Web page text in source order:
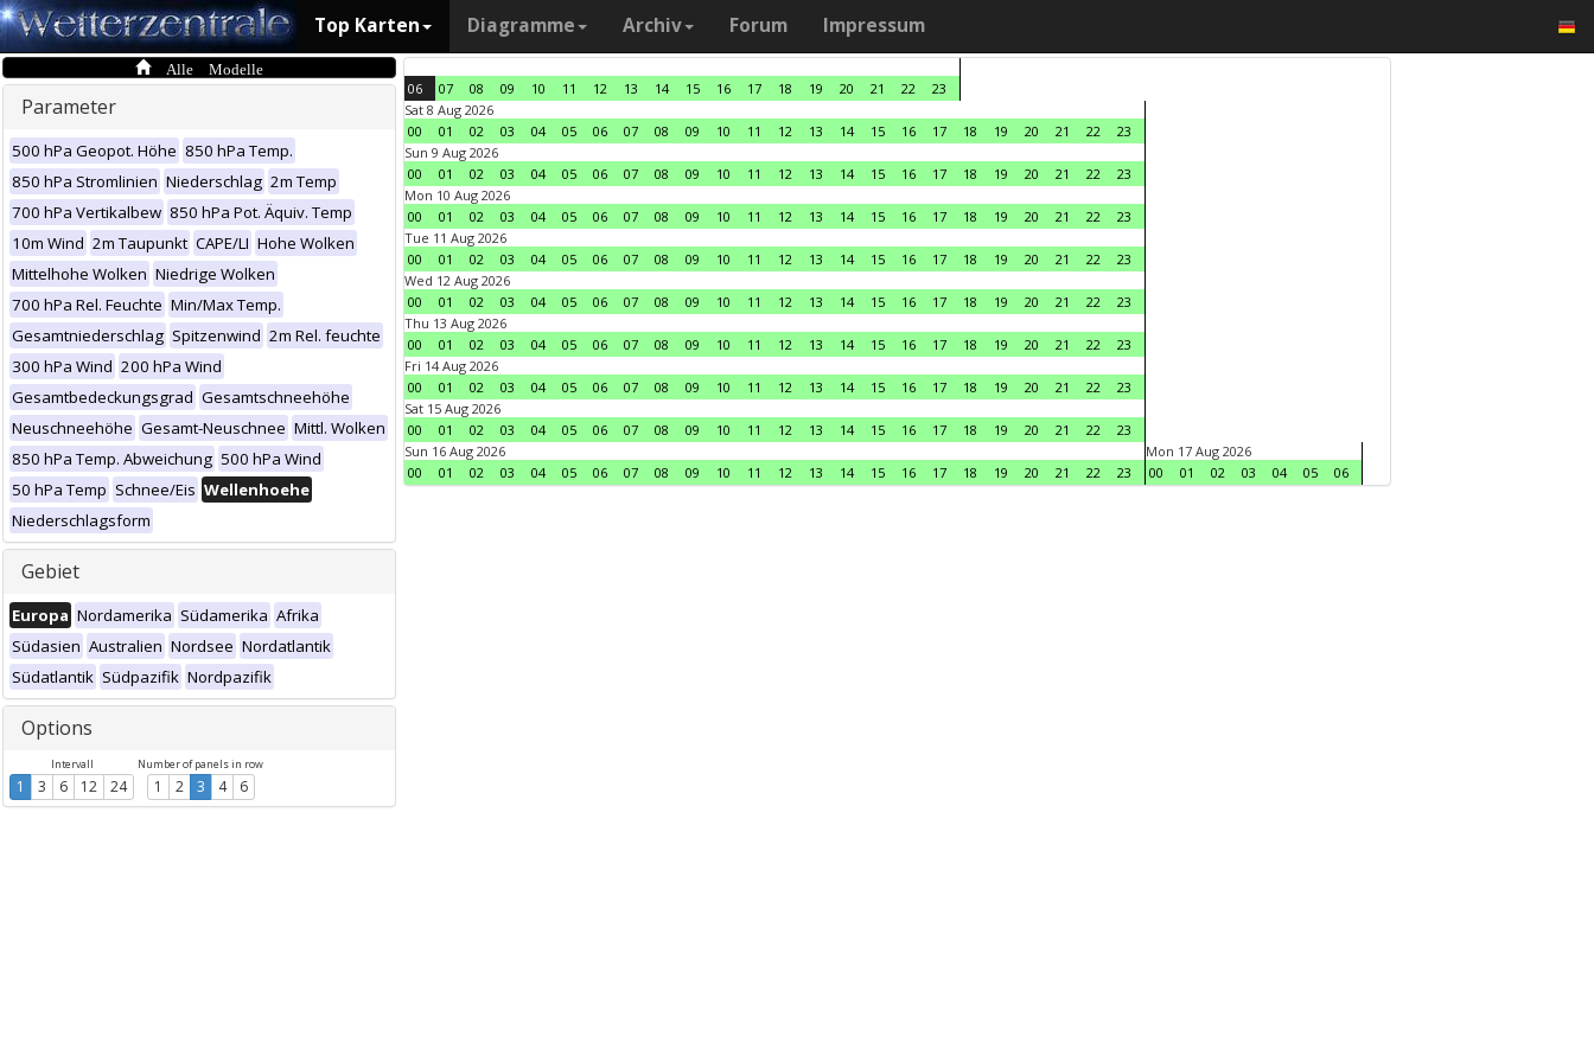
Top Karten Diagramme Archiv Forum Impressum
Alle Modelle
Parameter
500 hPa Geopot. Höhe 850 hPa Temp.
850 hPa Stromlinien Niederschlag 2m Temp
700 hPa Vertikalbew 850 hPa Pot. Äquiv. Temp
10m Wind 2m Taupunkt CAPE/LI Hohe Wolken
Mittelhohe Wolken Niedrige Wolken
700 hPa Rel. Feuchte Min/Max Temp.
Gesamtniederschlag Spitzenwind 2m Rel. feuchte
300 hPa Wind 200 hPa Wind
Gesamtbedeckungsgrad Gesamtschneehöhe
Neuschneehöhe Gesamt-Neuschnee Mittl. Wolken
850 hPa Temp. Abweichung 500 hPa Wind
50 hPa Temp Schnee/Eis Wellenhoehe
Niederschlagsform
Gebiet
Europa Nordamerika Südamerika Afrika
Südasien Australien Nordsee Nordatlantik
Südatlantik Südpazifik Nordpazifik
Options
Intervall
1 3 6 12 24
Number of panels in row
1 2 3 4 6
06 07 08 09 10 11 12 13 14 15 16 17 18 19 20 21 22
23
Sat 8 Aug 2026
00
01 02 03 04 05 06 07 08 09 10 11 12 13 14 15 16 17 18 19 20 21 22
23
Sun 9 Aug 2026
00
01 02 03 04 05 06 07 08 09 10 11 12 13 14 15 16 17 18 19 20 21 22
23
Mon 10 Aug 2026
00
01 02 03 04 05 06 07 08 09 10 11 12 13 14 15 16 17 18 19 20 21 22
23
Tue 11 Aug 2026
00
01 02 03 04 05 06 07 08 09 10 11 12 13 14 15 16 17 18 19 20 21 22
23
Wed 12 Aug 2026
00
01 02 03 04 05 06 07 08 09 10 11 12 13 14 15 16 17 18 19 20 21 22
23
Thu 13 Aug 2026
00
01 02 03 04 05 06 07 08 09 10 11 12 13 14 15 16 17 18 19 20 21 22
23
Fri 14 Aug 2026
00
01 02 03 04 05 06 07 08 09 10 11 12 13 14 15 16 17 18 19 20 21 22
23
Sat 15 Aug 2026
00
01 02 03 04 05 06 07 08 09 10 11 12 13 14 15 16 17 18 19 20 21 22
23
Sun 16 Aug 2026
00
01 02 03 04 05 06 07 08 09 10 11 12 13 14 15 16 17 18 19 20 21 22 23
Mon 17 Aug 2026
00
01 02 03 04 05 06